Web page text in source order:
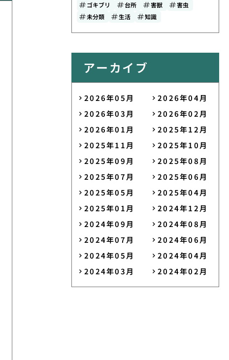
ゴキブリ 台所 害獣
害虫
未分類
生活 知識
アーカイブ
2026年05月
2026年04月
2026年03月
2026年02月
2026年01月
2025年12月
2025年11月
2025年10月
2025年09月
2025年08月
2025年07月
2025年06月
2025年05月
2025年04月
2025年01月
2024年12月
2024年09月
2024年08月
2024年07月
2024年06月
2024年05月
2024年04月
2024年03月
2024年02月